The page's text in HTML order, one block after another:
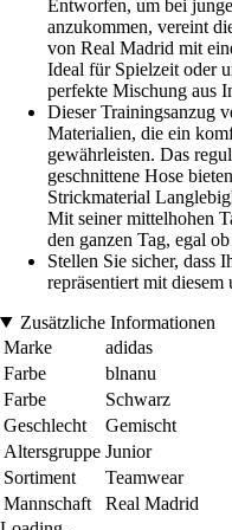
Entworfen, um bei
anzukommen, vereint
von Real Madrid mit
Ideal für Spielzeit oder
perfekte Mischung aus
Dieser Trainingsanzug
Materialien, die ein
gewährleisten. Das
geschnittene Hose
Strickmaterial
Mit seiner mittelhohen
den ganzen Tag, egal
Stellen Sie sicher, dass
repräsentiert mit
Zusätzliche Informationen
Marke
adidas
Farbe
blnanu
Farbe
Schwarz
Geschlecht
Gemischt
Altersgruppe Junior
Sortiment
Teamwear
Mannschaft
Real Madrid